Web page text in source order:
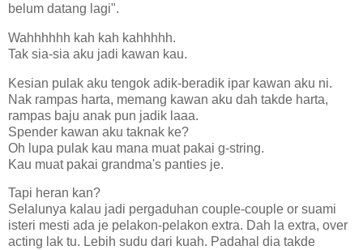
belum datang lagi".
Wahhhhhh kah kah kahhhhh.
Tak sia-sia aku jadi kawan kau.
Kesian pulak aku tengok adik-beradik ipar kawan aku ni.
Nak rampas harta, memang kawan aku dah takde harta,
rampas baju anak pun jadik laaa.
Spender kawan aku taknak ke?
Oh lupa pulak kau mana muat pakai g-string.
Kau muat pakai grandma's panties je.
Tapi heran kan?
Selalunya kalau jadi pergaduhan couple-couple or suami
isteri mesti ada je pelakon-pelakon extra. Dah la extra, over
acting lak tu. Lebih sudu dari kuah. Padahal dia takde